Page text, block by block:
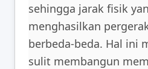
sehingga jarak fisik
menghasilkan
berbeda-beda. Hal ini
sulit membangun